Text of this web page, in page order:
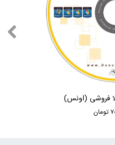
فروشی (اونس)